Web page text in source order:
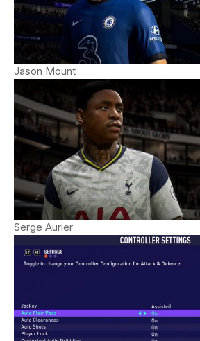
Jason Mount
Serge Aurier